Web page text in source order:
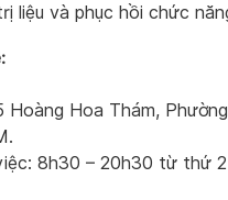
liệu và phục hồi chức
Hoàng Hoa Thám,
8h30 – 20h30 từ thứ